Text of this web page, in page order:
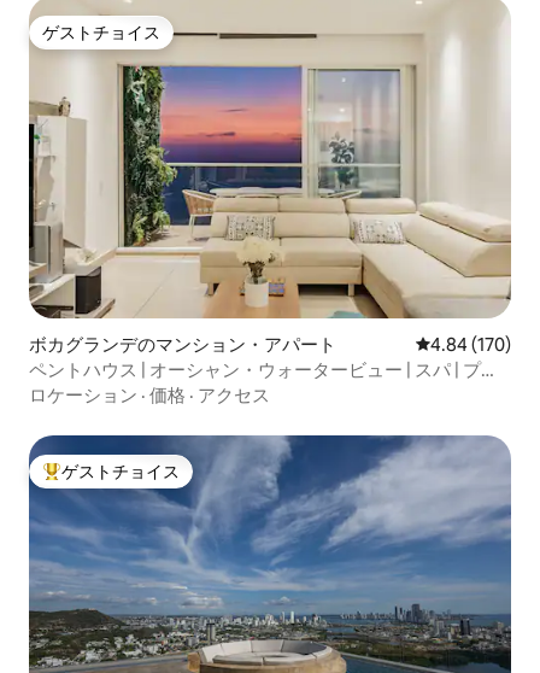
ゲストチョイス
ゲストチョイス
ボカグランデのマンション・アパート レビュー170
4.84 (170)
ペントハウス | オーシャン・ウォータービュー | スパ | プー
ル | ジム
ロケーション · 価格 · アクセス
大好評のゲストチョイスです。
ゲストチョイス